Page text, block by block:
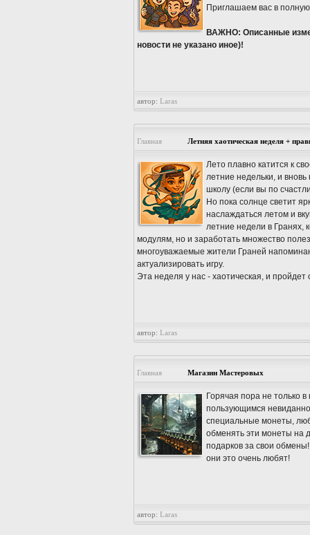
Приглашаем вас в
ВАЖНО: Описанные
новости не указано иное)!
автор: Laras
Главная Летняя хаотическая неделя +
Лето плавно катится к
летние недельки, и
школу (если вы по
Но пока солнце светит
наслаждаться летом и
летние недели в Гранях,
модулям, но и заработать множество
многоуважаемые жители Граней
актуализировать игру.
Эта неделя у нас - хаотическая, и
автор: Laras
Главная Магазин Мастеровых
Горячая пора не только
пользующимся
специальные монеты,
обменять эти монеты на
подарков за свои
они это очень любят!
автор: Laras